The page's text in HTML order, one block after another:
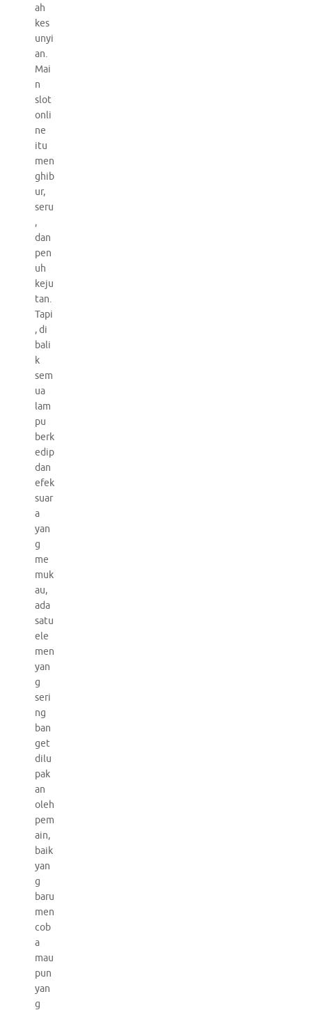
ah
kes
unyi
an.
Mai
n
slot
onli
ne
itu
men
ghib
ur,
seru
,
dan
pen
uh
keju
tan.
Tapi
, di
bali
k
sem
ua
lam
pu
berk
edip
dan
efek
suar
a
yan
g
me
muk
au,
ada
satu
ele
men
yan
g
seri
ng
ban
get
dilu
pak
an
oleh
pem
ain,
baik
yan
g
baru
men
cob
a
mau
pun
yan
g